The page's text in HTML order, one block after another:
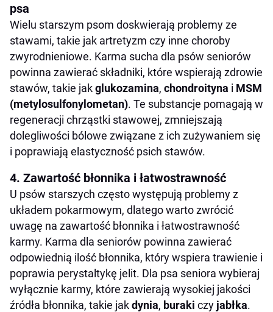
psa
Wielu starszym psom doskwierają problemy ze
stawami, takie jak artretyzm czy inne choroby
zwyrodnieniowe. Karma sucha dla psów seniorów
powinna zawierać składniki, które wspierają zdrowie
stawów, takie jakglukozamina, chondroityna i MSM
(metylosulfonylometan). Te substancje pomagają w
regeneracji chrząstki stawowej, zmniejszają
dolegliwości bólowe związane z ich zużywaniem się
i poprawiają elastyczność psich stawów.
4. Zawartość błonnika i łatwostrawność
U psów starszych często występują problemy z
układem pokarmowym, dlatego warto zwrócić
uwagę na zawartość błonnika i łatwostrawność
karmy. Karma dla seniorów powinna zawierać
odpowiednią ilość błonnika, który wspiera trawienie i
poprawia perystaltykę jelit. Dla psa seniora wybieraj
wyłącznie karmy, które zawierają wysokiej jakości
źródła błonnika, takie jakdynia, buraki czy jabłka.